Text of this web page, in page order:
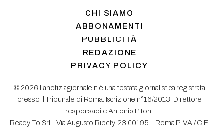
CHI SIAMO
ABBONAMENTI
PUBBLICITÀ
REDAZIONE
PRIVACY POLICY
© 2026 Lanotiziagiornale.it è una testata giornalistica registrata
presso il Tribunale di Roma. Iscrizione n°16/2013. Direttore
responsabile Antonio Pitoni.
Ready To Srl - Via Augusto Riboty, 23 00195 – Roma P.IVA / C.F.